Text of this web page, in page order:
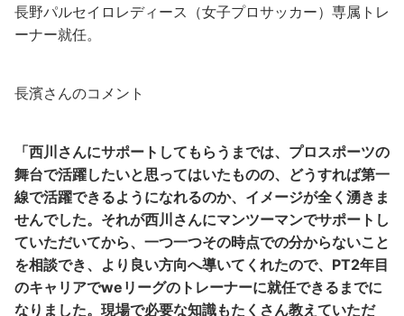
長野パルセイロレディース（女子プロサッカー）専属トレ
ーナー就任。
長濱さんのコメント
「西川さんにサポートしてもらうまでは、プロスポーツの
舞台で活躍したいと思ってはいたものの、どうすれば第一
線で活躍できるようになれるのか、イメージが全く湧きま
せんでした。それが西川さんにマンツーマンでサポートし
ていただいてから、一つ一つその時点での分からないこと
を相談でき、より良い方向へ導いてくれたので、PT2年目
のキャリアでweリーグのトレーナーに就任できるまでに
なりました。現場で必要な知識もたくさん教えていただ